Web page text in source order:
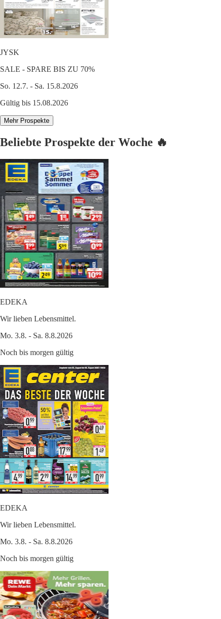
JYSK
SALE - SPARE BIS ZU 70%
So. 12.7. - Sa. 15.8.2026
Gültig bis 15.08.2026
Mehr Prospekte
Beliebte Prospekte der Woche 🔥
EDEKA
Wir lieben Lebensmittel.
Mo. 3.8. - Sa. 8.8.2026
Noch bis morgen gültig
EDEKA
Wir lieben Lebensmittel.
Mo. 3.8. - Sa. 8.8.2026
Noch bis morgen gültig